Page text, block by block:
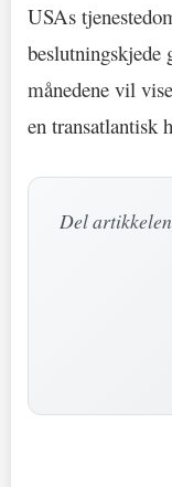
USAs
beslutningskjede
månedene vil
en transatlantisk
Del